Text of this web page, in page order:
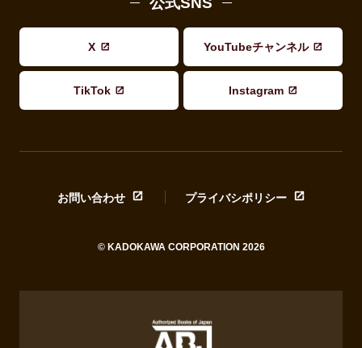
X YouTubeチャンネル
TikTok Instagram
お問い合わせ プライバシポリシー
© KADOKAWA CORPORATION 2026